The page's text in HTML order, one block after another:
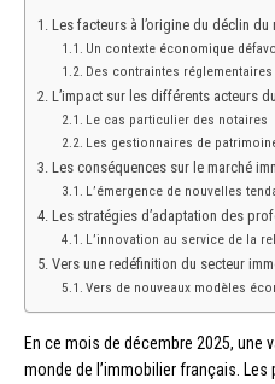
Les facteurs à l’origine du déclin
Un contexte économique
Des contraintes
L’impact sur les différents acteurs
Le cas particulier des notaires
Les gestionnaires de
Les conséquences sur le marché
L’émergence de nouvelles
Les stratégies d’adaptation des
L’innovation au service de la
Vers une redéfinition du secteur
Vers de nouveaux modèles
En ce mois de décembre 2025, une
monde de l’immobilier français.